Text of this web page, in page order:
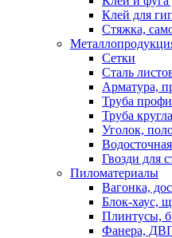
Клей для
Стяжка,
Сетки
Сталь
Арматура,
Труба
Труба
Уголок,
Гвозди для
Пиломатериалы
Вагонка,
Блок-хаус,
Плинтусы,
Фанера,